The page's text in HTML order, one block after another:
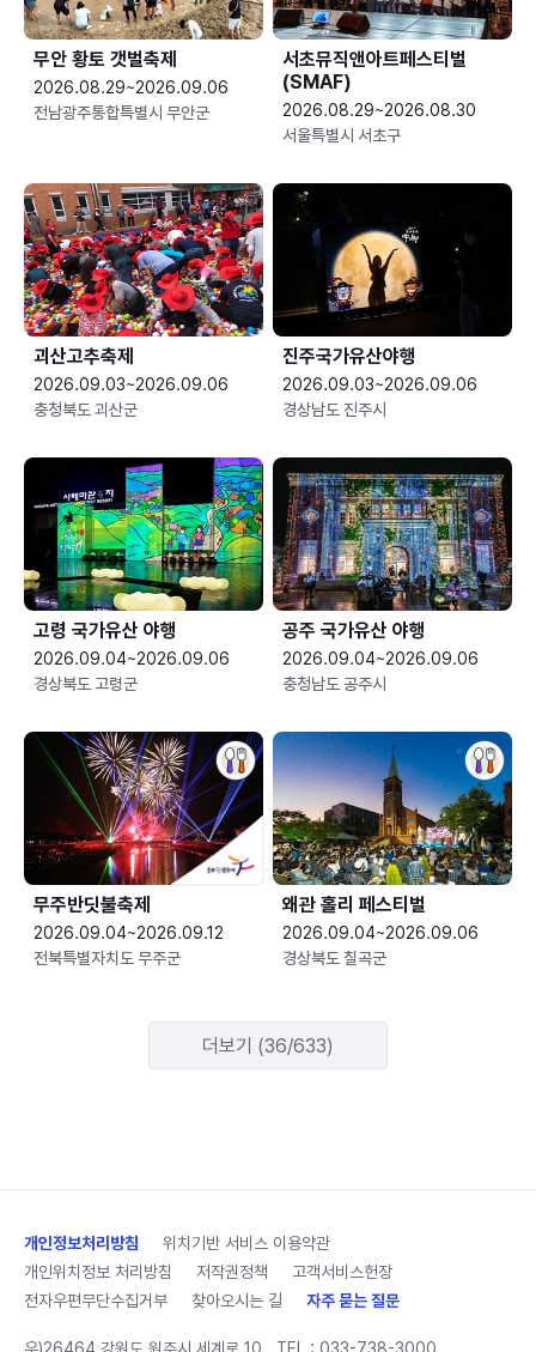
무안 황토 갯벌축제
2026.08.29~2026.09.06
전남광주통합특별시 무안군
서초뮤직앤아트페스티벌
(SMAF)
2026.08.29~2026.08.30
서울특별시 서초구
괴산고추축제
2026.09.03~2026.09.06
충청북도 괴산군
진주국가유산야행
2026.09.03~2026.09.06
경상남도 진주시
고령 국가유산 야행
2026.09.04~2026.09.06
경상북도 고령군
공주 국가유산 야행
2026.09.04~2026.09.06
충청남도 공주시
무주반딧불축제
2026.09.04~2026.09.12
전북특별자치도 무주군
왜관 홀리 페스티벌
2026.09.04~2026.09.06
경상북도 칠곡군
더보기 (36/633)
개인정보처리방침
위치기반 서비스 이용약관
개인위치정보 처리방침
저작권정책
고객서비스헌장
전자우편무단수집거부
찾아오시는 길 자주 묻는 질문